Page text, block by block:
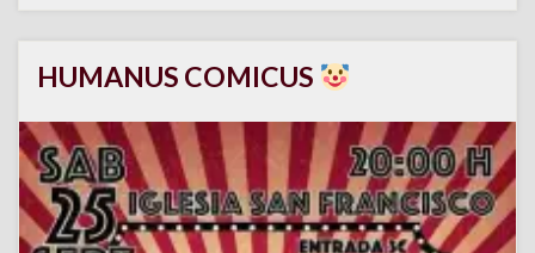
HUMANUS COMICUS